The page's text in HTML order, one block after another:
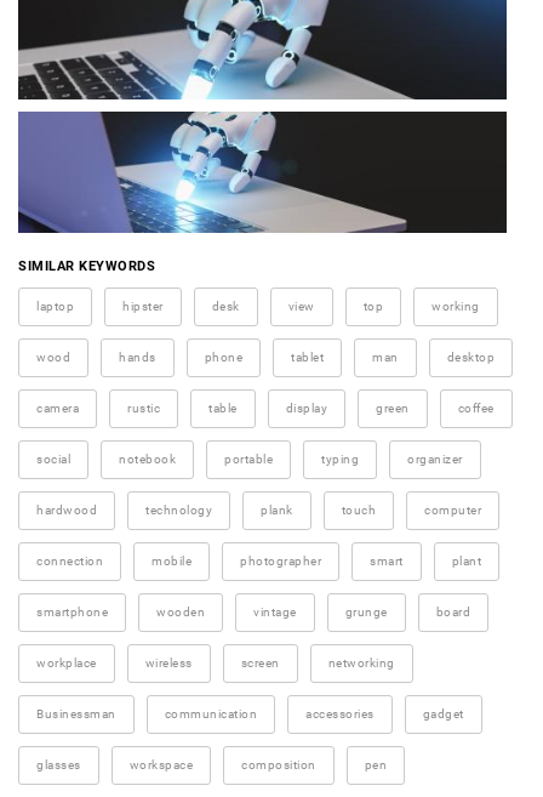
SIMILAR KEYWORDS
laptop hipster desk view top working
wood hands phone tablet man desktop
camera rustic table display green coffee
social notebook portable typing organizer
hardwood technology plank touch computer
connection mobile photographer smart plant
smartphone wooden vintage grunge board
workplace wireless screen networking
Businessman communication accessories gadget
glasses workspace composition pen